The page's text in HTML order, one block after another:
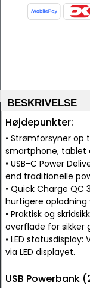
BESKRIVELSE
Højdepunkter:
• Strømforsyner op
smartphone, tablet
• USB-C Power
end traditionelle
• Quick Charge QC
hurtigere opladning
• Praktisk og
overflade for sikker
• LED
via LED displayet.
USB Powerbank